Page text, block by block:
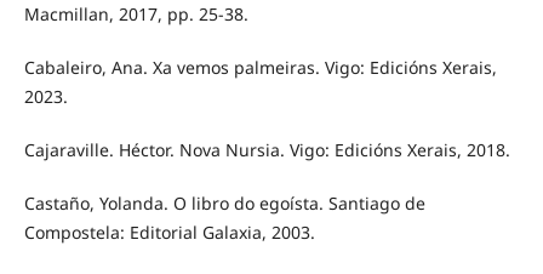
Macmillan, 2017, pp. 25-38.
Cabaleiro, Ana. Xa vemos palmeiras. Vigo: Edicións Xerais,
2023.
Cajaraville. Héctor. Nova Nursia. Vigo: Edicións Xerais, 2018.
Castaño, Yolanda. O libro do egoísta. Santiago de
Compostela: Editorial Galaxia, 2003.